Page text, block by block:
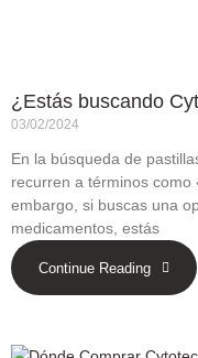
¿Estás buscando
03/02/2024
En la búsqueda de
recurren a términos como
embargo, si buscas una
medicamentos, estás
Continue Reading